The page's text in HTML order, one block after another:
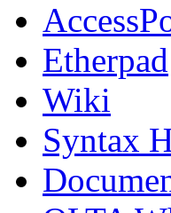
Etherpad
Wiki
Syntax